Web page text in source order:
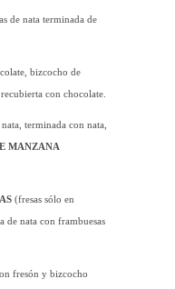
de nata terminada de
bizcocho de
con chocolate.
terminada con nata,
MANZANA
(fresas sólo en
de nata con frambuesas
fresón y bizcocho